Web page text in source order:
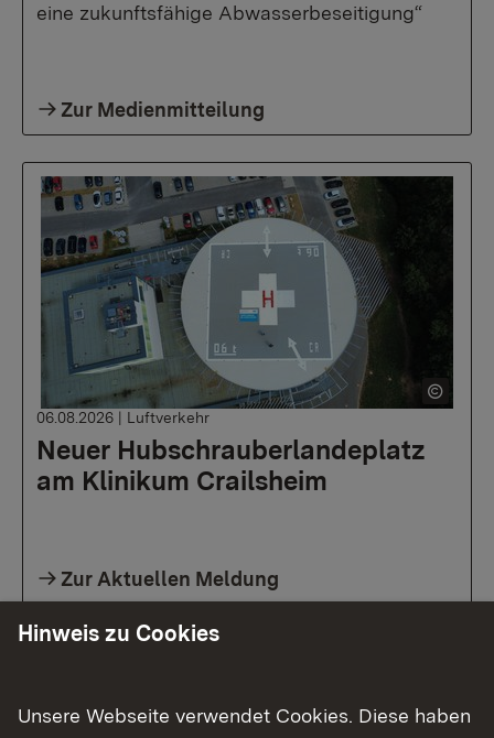
eine zukunftsfähige Abwasserbeseitigung“
Zur Medienmitteilung
Neuer Hubschrauberlandeplatz
am Klinikum Crailsheim
06.08.2026 | Luftverkehr
Zur Aktuellen Meldung
Hinweis zu Cookies
Unsere Webseite verwendet Cookies. Diese haben